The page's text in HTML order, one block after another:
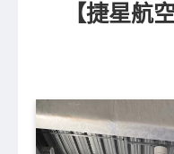
【捷星航